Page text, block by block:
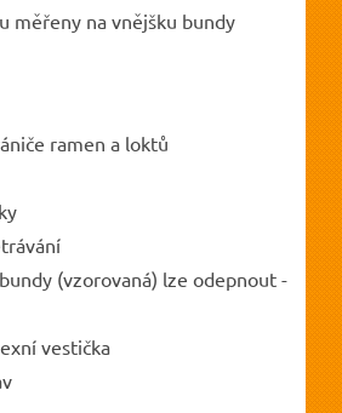
měřeny na vnějšku bundy
ramen a loktů
(vzorovaná) lze odepnout -
vestička